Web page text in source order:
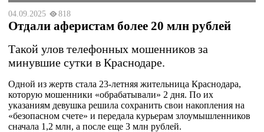
04.09.2025 818
Отдали аферистам более 20 млн рублей
Такой улов телефонных мошенников за
минувшие сутки в Краснодаре.
Одной из жертв стала 23-летняя жительница Краснодара,
которую мошенники «обрабатывали» 2 дня. По их
указаниям девушка решила сохранить свои накопления на
«безопасном счете» и передала курьерам злоумышленников
сначала 1,2 млн, а после еще 3 млн рублей.